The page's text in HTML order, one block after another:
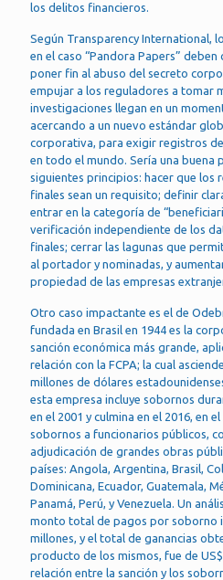
los delitos financieros.
Según Transparency International,
en el caso “Pandora Papers”
poner fin al abuso del secreto
empujar a los reguladores a tomar
investigaciones llegan en un
acercando a un nuevo estándar
corporativa, para exigir registros
en todo el mundo. Sería una buena
siguientes principios: hacer que los
finales sean un requisito; definir
entrar en la categoría de
verificación independiente de los
finales; cerrar las lagunas que
al portador y nominadas, y
propiedad de las empresas
Otro caso impactante es el de
fundada en Brasil en 1944 es la
sanción económica más grande,
relación con la FCPA; la cual
millones de dólares
esta empresa incluye sobornos
en el 2001 y culmina en el 2016, en
sobornos a funcionarios públicos,
adjudicación de grandes obras
países: Angola, Argentina, Brasil,
Dominicana, Ecuador, Guatemala,
Panamá, Perú, y Venezuela. Un
monto total de pagos por soborno
millones, y el total de ganancias
producto de los mismos, fue de
relación entre la sanción y los